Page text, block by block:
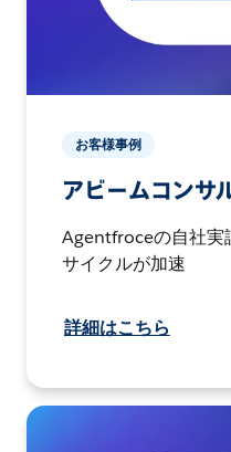
お客様事例
アビームコンサ
Agentfroceの自社実
サイクルが加速
詳細はこちら